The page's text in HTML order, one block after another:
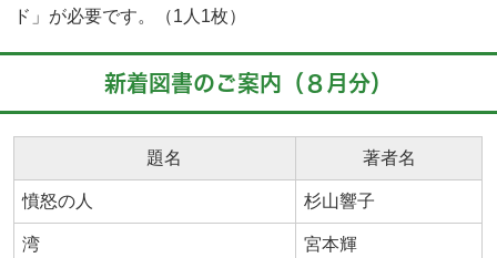
ド」が必要です。（1人1枚）
新着図書のご案内（８月分）
題名 著者名
憤怒の人 杉山響子
湾 宮本輝